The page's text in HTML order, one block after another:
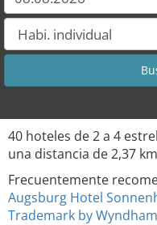
40 hoteles de 2 a 4
una distancia de 2,37
Frecuentemente
Augsburg Hotel
Trademark by